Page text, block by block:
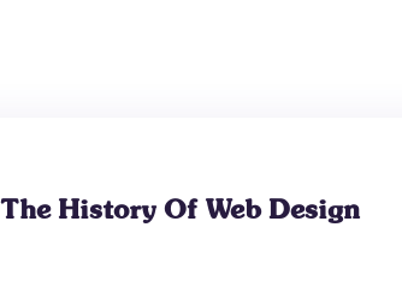
The History Of Web Design